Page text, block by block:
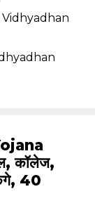
Vidhyadhan
कॉलेज,
40